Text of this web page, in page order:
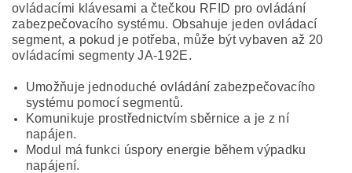
ovládacími klávesami a čtečkou RFID pro ovládání
zabezpečovacího systému. Obsahuje jeden ovládací
segment, a pokud je potřeba, může být vybaven až 20
ovládacími segmenty JA-192E.
Umožňuje jednoduché ovládání zabezpečovacího
systému pomocí segmentů.
Komunikuje prostřednictvím sběrnice a je z ní
napájen.
Modul má funkci úspory energie během výpadku
napájení.